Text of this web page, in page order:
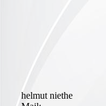
helmut niethe